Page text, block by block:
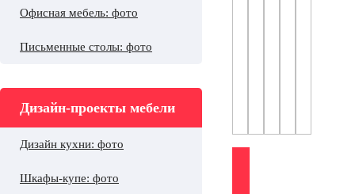
Офисная мебель: фото
Письменные столы: фото
Дизайн-проекты мебели
Дизайн кухни: фото
Шкафы-купе: фото